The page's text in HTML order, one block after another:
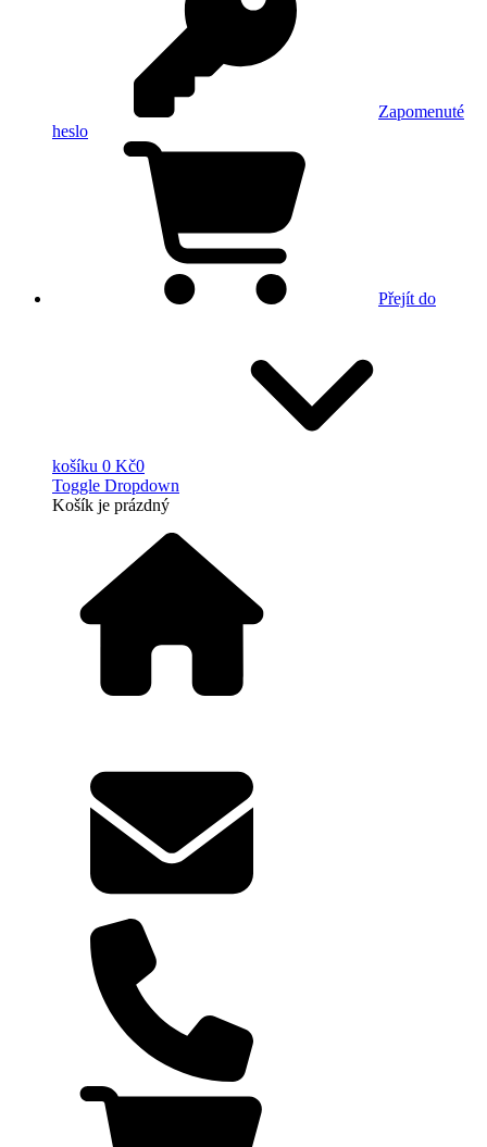
Zapomenuté
heslo
Přejít do
košíku 0 Kč0
Toggle Dropdown
Košík je prázdný